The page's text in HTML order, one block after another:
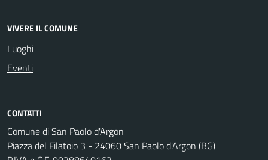
VIVERE IL COMUNE
Luoghi
Eventi
CONTATTI
Comune di San Paolo d'Argon
Piazza del Filatoio 3 - 24060 San Paolo d'Argon (BG)